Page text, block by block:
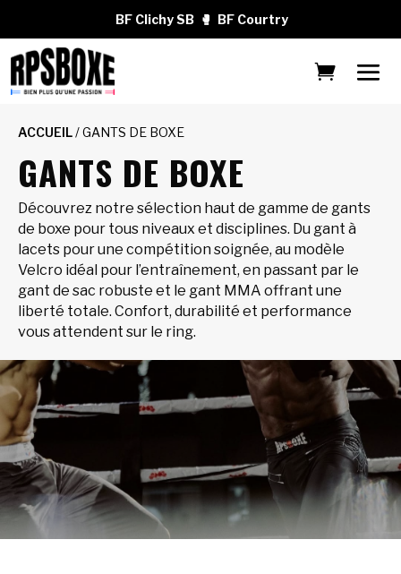
BF Clichy SB 🥊 BF Courtry
ACCUEIL/ GANTS DE BOXE
GANTS DE BOXE
Découvrez notre sélection haut de gamme de gants
de boxe pour tous niveaux et disciplines. Du gant à
lacets pour une compétition soignée, au modèle
Velcro idéal pour l’entraînement, en passant par le
gant de sac robuste et le gant MMA offrant une
liberté totale. Confort, durabilité et performance
vous attendent sur le ring.